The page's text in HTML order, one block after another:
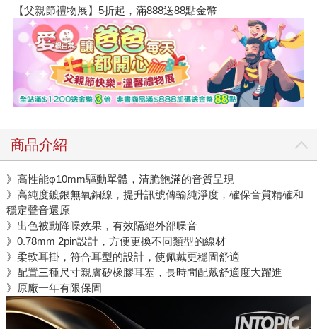
【父親節禮物展】5折起，滿888送88點金幣
商品介紹
》高性能φ10mm驅動單體，清脆飽滿的音質呈現
》高純度鍍銀無氧銅線，提升訊號傳輸純淨度，確保音質精確和
穩定聲音還原
》出色被動降噪效果，有效隔絕外部噪音
》0.78mm 2pin設計，方便更換不同類型的線材
》柔軟耳掛，符合耳型的設計，使佩戴更穩固舒適
》配置三種尺寸親膚矽橡膠耳塞，長時間配戴舒適度大躍進
》原廠一年有限保固